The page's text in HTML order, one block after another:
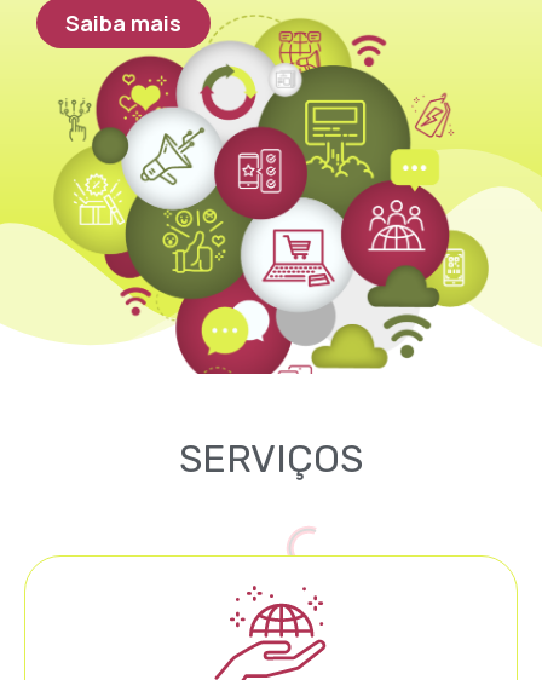
Saiba mais
SERVIÇOS